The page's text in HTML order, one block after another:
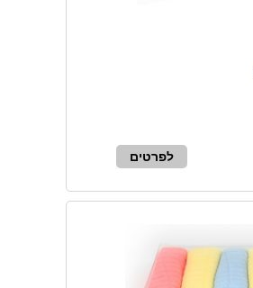
לפרטים